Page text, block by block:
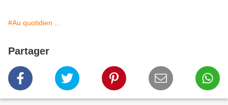
#Au quotidien ...
Partager